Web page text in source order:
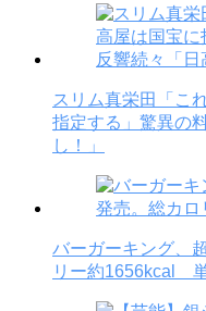
スリム真栄田「こ
指定する」驚異の
し！」
バーガーキング、
リー約1656kcal